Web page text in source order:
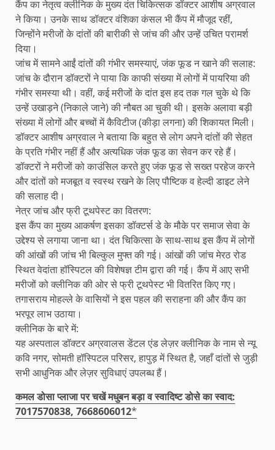
​कैंप का नेतृत्व क्लीनिक के मुख्य दंत चिकित्सक डॉक्टर आशीष अग्रवाल
ने किया। उनके साथ डॉक्टर वंशिका कंसल भी कैंप में मौजूद रहीं,
जिन्होंने मरीजों के दांतों की बारीकी से जांच की और उन्हें उचित परामर्श
दिया।
​जांच में सामने आईं दांतों की गंभीर समस्याएं, जंक फूड न खाने की सलाह:
​जांच के दौरान डॉक्टरों ने पाया कि काफी संख्या में लोगों में पायरिया की
गंभीर समस्या थी। वहीं, कई मरीजों के दांत इस हद तक गल चुके थे कि
उन्हें उखाड़ने (निकाले जाने) की नौबत आ चुकी थी। इसके अलावा बड़ी
संख्या में लोगों और बच्चों में कैविटीज (कीड़ा लगना) की शिकायत मिली।
​डॉक्टर आशीष अग्रवाल ने बताया कि बहुत से लोग अपने दांतों की सेहत
के प्रति गंभीर नहीं हैं और अत्यधिक जंक फूड का सेवन कर रहे हैं।
डॉक्टरों ने मरीजों को काउंसिल करते हुए जंक फूड से सख्त परहेज करने
और दांतों को मजबूत व स्वस्थ रखने के लिए पौष्टिक व हेल्दी डाइट लेने
की सलाह दी।
​नेत्र जांच और फ्री टूथपेस्ट का वितरण:
​इस कैंप का मुख्य आकर्षण इसका डॉक्टर्स डे के मौके पर समाज सेवा के
उद्देश्य से लगाया जाना था। दंत चिकित्सा के साथ-साथ इस कैंप में लोगों
की आंखों की जांच भी बिल्कुल मुफ्त की गई। आंखों की जांच मेरठ रोड
स्थित वेदांता हॉस्पिटल की विशेषज्ञ टीम द्वारा की गई। कैंप में आए सभी
मरीजों को क्लीनिक की ओर से फ्री टूथपेस्ट भी वितरित किए गए।
तगासराय मोहल्ले के वासियों ने इस पहल की सराहना की और कैंप का
भरपूर लाभ उठाया।
​क्लीनिक के बारे में:
​यह अस्पताल डॉक्टर अग्रवालस डेंटल एंड लेज़र क्लीनिक के नाम से न्यू
कवि नगर, सोमती हॉस्पिटल परिसर, हापुड़ में स्थित है, जहाँ दांतों से जुड़ी
सभी आधुनिक और लेज़र सुविधाएं उपलब्ध हैं।
कमल डोसा प्लाजा पर चखें मधुबन बड़ा व स्वादिष्ट डोसे का स्वाद:
7017570838, 7668606012*